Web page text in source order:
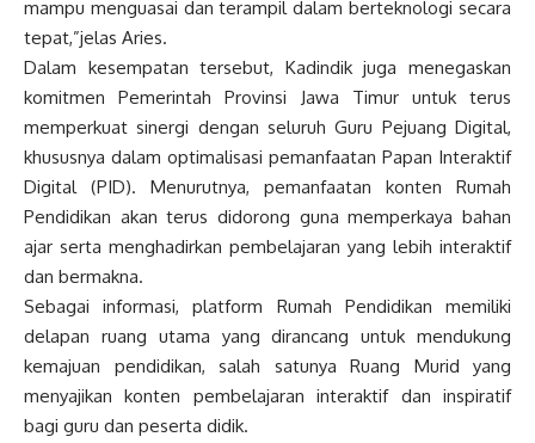
mampu menguasai dan terampil dalam berteknologi secara
tepat,”jelas Aries.
Dalam kesempatan tersebut, Kadindik juga menegaskan
komitmen Pemerintah Provinsi Jawa Timur untuk terus
memperkuat sinergi dengan seluruh Guru Pejuang Digital,
khususnya dalam optimalisasi pemanfaatan Papan Interaktif
Digital (PID). Menurutnya, pemanfaatan konten Rumah
Pendidikan akan terus didorong guna memperkaya bahan
ajar serta menghadirkan pembelajaran yang lebih interaktif
dan bermakna.
Sebagai informasi, platform Rumah Pendidikan memiliki
delapan ruang utama yang dirancang untuk mendukung
kemajuan pendidikan, salah satunya Ruang Murid yang
menyajikan konten pembelajaran interaktif dan inspiratif
bagi guru dan peserta didik.